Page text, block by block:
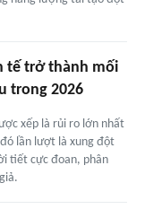
tế trở thành mối
trong 2026
xếp là rủi ro lớn nhất
lần lượt là xung đột
tiết cực đoan, phân